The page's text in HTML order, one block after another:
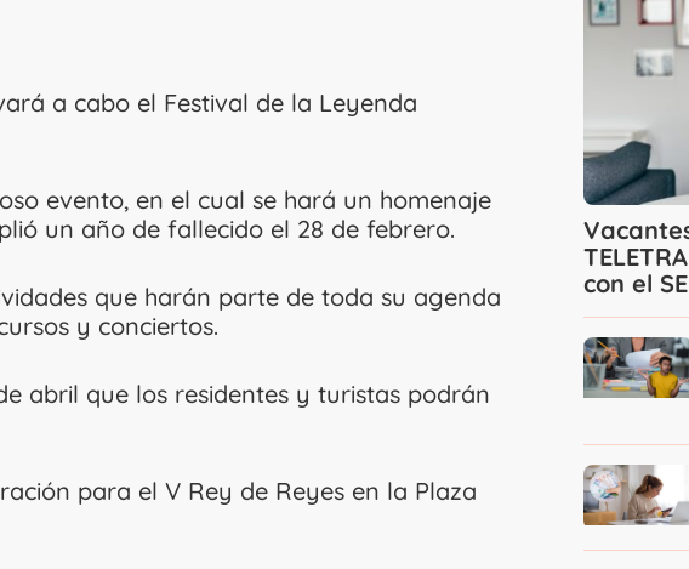
a cabo el Festival de la Leyenda
evento, en el cual se hará un homenaje
un año de fallecido el 28 de febrero.
que harán parte de toda su agenda
y conciertos.
abril que los residentes y turistas podrán
para el V Rey de Reyes en la Plaza
con el